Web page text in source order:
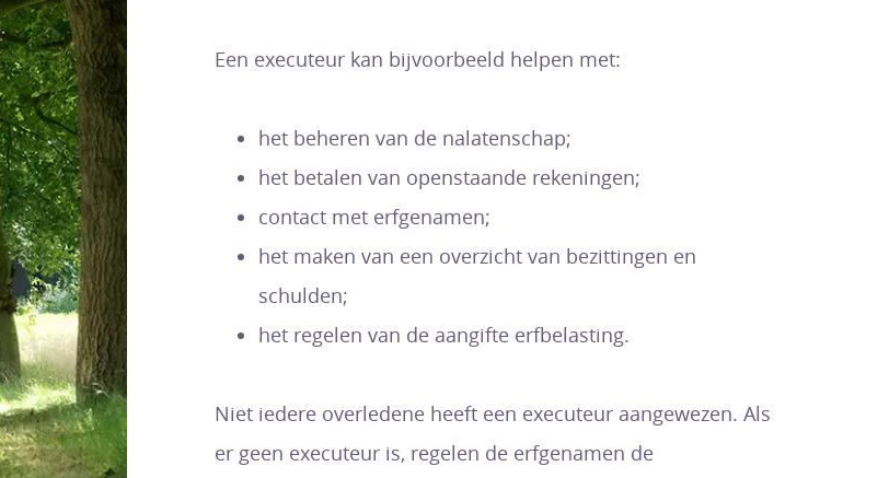
Een executeur kan bijvoorbeeld helpen met:
het beheren van de nalatenschap;
het betalen van openstaande rekeningen;
contact met erfgenamen;
het maken van een overzicht van bezittingen en
schulden;
het regelen van de aangifte erfbelasting.
Niet iedere overledene heeft een executeur aangewezen. Als
er geen executeur is, regelen de erfgenamen de